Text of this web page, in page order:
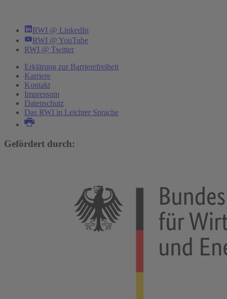
RWI @ LinkedIn
RWI @ YouTube
RWI @ Twitter
Erklärung zur Barrierefreiheit
Karriere
Kontakt
Impressum
Datenschutz
Das RWI in Leichter Sprache
Gefördert durch: